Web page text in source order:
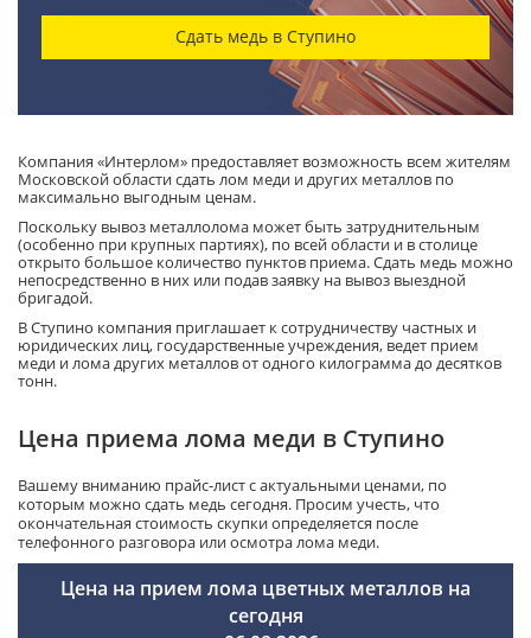
Сдать медь в Ступино
Компания «Интерлом» предоставляет возможность всем жителям
Московской области сдать лом меди и других металлов по
максимально выгодным ценам.
Поскольку вывоз металлолома может быть затруднительным
(особенно при крупных партиях), по всей области и в столице
открыто большое количество пунктов приема. Сдать медь можно
непосредственно в них или подав заявку на вывоз выездной
бригадой.
В Ступино компания приглашает к сотрудничеству частных и
юридических лиц, государственные учреждения, ведет прием
меди и лома других металлов от одного килограмма до десятков
тонн.
Цена приема лома меди в Ступино
Вашему вниманию прайс-лист с актуальными ценами, по
которым можно сдать медь сегодня. Просим учесть, что
окончательная стоимость скупки определяется после
телефонного разговора или осмотра лома меди.
Цена на прием лома цветных металлов на
сегодня